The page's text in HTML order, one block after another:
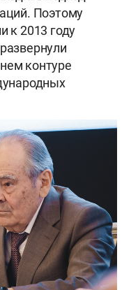
Поэтому
к 2013 году
контуре